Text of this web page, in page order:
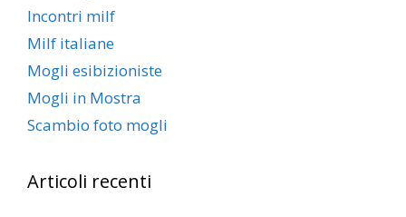
Incontri milf
Milf italiane
Mogli esibizioniste
Mogli in Mostra
Scambio foto mogli
Articoli recenti